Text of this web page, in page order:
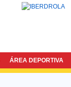
ÁREA DEPORTIVA